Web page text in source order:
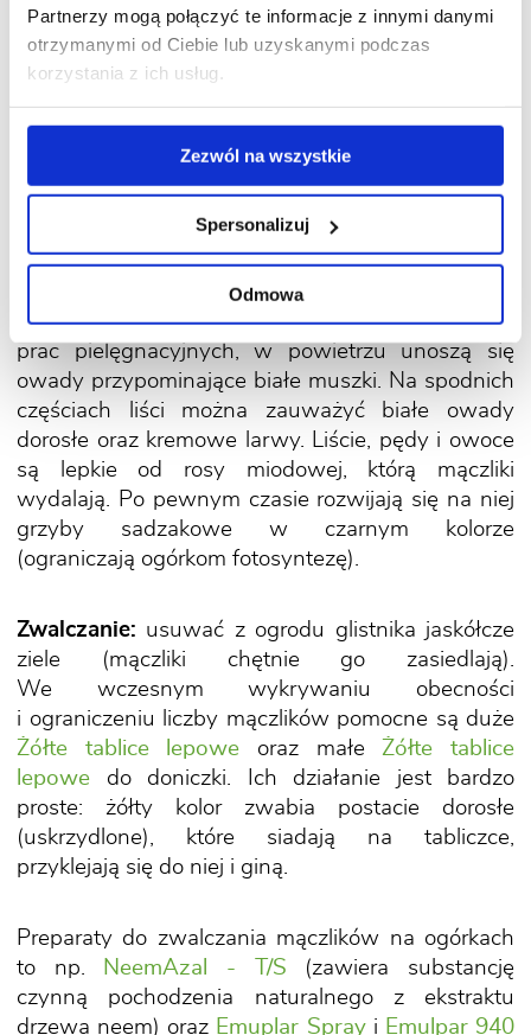
Partnerzy mogą połączyć te informacje z innymi danymi
otrzymanymi od Ciebie lub uzyskanymi podczas
korzystania z ich usług.
Zezwól na wszystkie
Spersonalizuj
Odmowa
Na ogórkach mogą żerować mączlik szklarniowy
i mączlik warzywny. To pluskwiaki. Postacie
dorosłe przypominają z wyglądu białe muszki
(o długości około 1,5 mm). Mączliki odżywiają się
sokiem roślin. Najczęściej żerują na ogórkach
uprawianych pod osłonami i na balkonach. Jeżeli
pogoda jest słoneczna i bezdeszczowa mogą
w znacznym stopniu zniszczyć także ogórki
gruntowe.
Objawy:podczas poruszenia liści, np. w trakcie
prac pielęgnacyjnych, w powietrzu unoszą się
owady przypominające białe muszki. Na spodnich
częściach liści można zauważyć białe owady
dorosłe oraz kremowe larwy. Liście, pędy i owoce
są lepkie od rosy miodowej, którą mączliki
wydalają. Po pewnym czasie rozwijają się na niej
grzyby sadzakowe w czarnym kolorze
(ograniczają ogórkom fotosyntezę).
Zwalczanie: usuwać z ogrodu glistnika jaskółcze
ziele (mączliki chętnie go zasiedlają).
We wczesnym wykrywaniu obecności
i ograniczeniu liczby mączlików pomocne są duże
Żółte tablice lepowe oraz małeŻółte tablice
lepowe do doniczki. Ich działanie jest bardzo
proste: żółty kolor zwabia postacie dorosłe
(uskrzydlone), które siadają na tabliczce,
przyklejają się do niej i giną.
Preparaty do zwalczania mączlików na ogórkach
to np.
NeemAzal - T/S (zawiera substancję
czynną pochodzenia naturalnego z ekstraktu
drzewa neem) oraz Emuplar Sprayi Emulpar 940